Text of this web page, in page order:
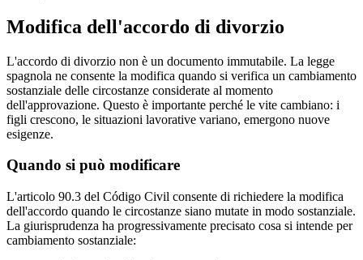
Modifica dell'accordo di divorzio
L'accordo di divorzio non è un documento immutabile. La legge
spagnola ne consente la modifica quando si verifica un cambiamento
sostanziale delle circostanze considerate al momento
dell'approvazione. Questo è importante perché le vite cambiano: i
figli crescono, le situazioni lavorative variano, emergono nuove
esigenze.
Quando si può modificare
L'articolo 90.3 del Código Civil consente di richiedere la modifica
dell'accordo quando le circostanze siano mutate in modo sostanziale.
La giurisprudenza ha progressivamente precisato cosa si intende per
cambiamento sostanziale: